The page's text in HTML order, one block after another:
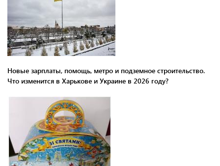
Новые зарплаты, помощь, метро и подземное строительство.
Что изменится в Харькове и Украине в 2026 году?